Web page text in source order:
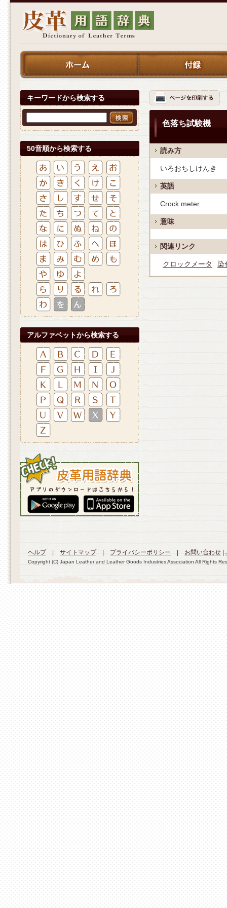
キーワードから検索する
50音順から検索する
アルファベットから検索する
色落ち試験機
読み方
いろおちしけんき
英語
Crock meter
意味
関連リンク
クロックメータ 染
ヘルプ| サイトマップ| プライバシーポリシー お問い合わせ
Copyright (C) Japan Leather and Leather Goods Industries Association All Rights